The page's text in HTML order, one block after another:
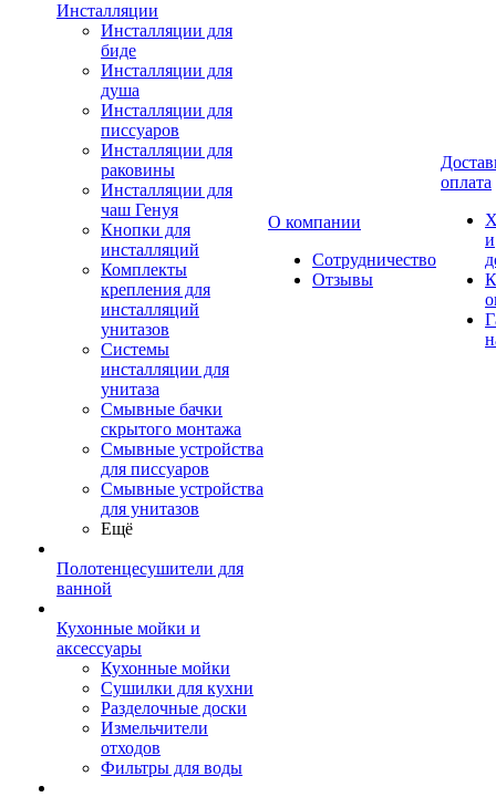
Инсталляции
Инсталляции для
биде
Инсталляции для
душа
Инсталляции для
писсуаров
Инсталляции для
раковины
Инсталляции для
чаш Генуя
Кнопки для
инсталляций
Комплекты
крепления для
инсталляций
унитазов
Системы
инсталляции для
унитаза
Смывные бачки
скрытого монтажа
Смывные устройства
для писсуаров
Смывные устройства
для унитазов
Ещё
Полотенцесушители для
ванной
Кухонные мойки и
аксессуары
Кухонные мойки
Сушилки для кухни
Разделочные доски
Измельчители
отходов
Фильтры для воды
О компании
Сотрудничество
Отзывы
оплата
и